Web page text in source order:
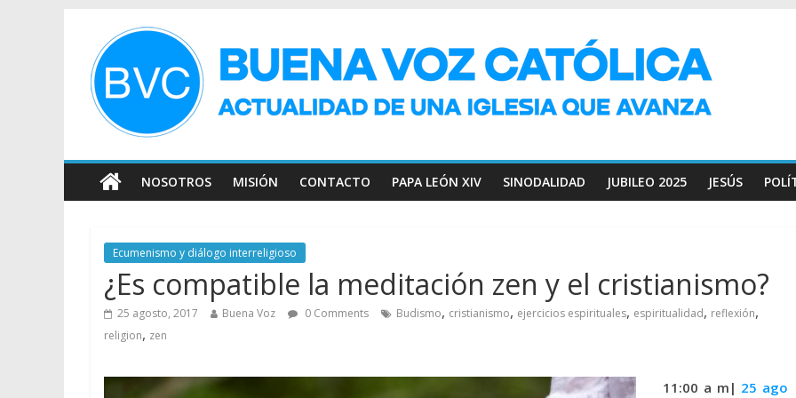
NOSOTROS MISIÓN CONTACTO PAPA LEÓN XIV SINODALIDAD JUBILEO 2025 JESÚS
Ecumenismo y diálogo interreligioso
¿Es compatible la meditación zen y el cristianismo?
25 agosto, 2017 Buena Voz 0 Comments Budismo, cristianismo, ejercicios espirituales, espiritualidad, reflexión,
religion, zen
11:00 a m| 25 ago